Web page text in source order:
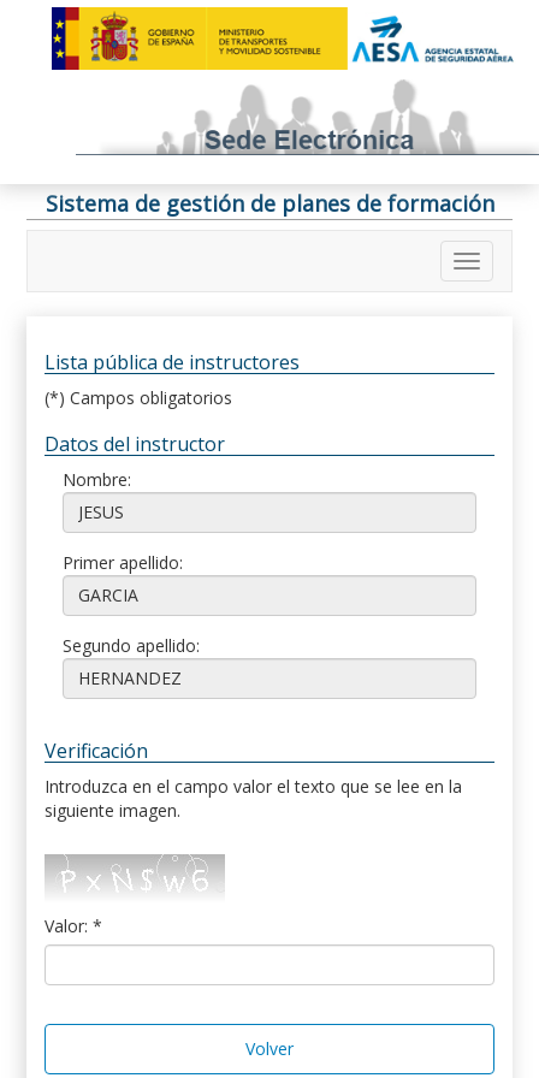
Sistema de gestión de planes de formación
Lista pública de instructores
(*) Campos obligatorios
Datos del instructor
Nombre:
Primer apellido:
Segundo apellido:
Verificación
Introduzca en el campo valor el texto que se lee en la
siguiente imagen.
Valor: *
Volver